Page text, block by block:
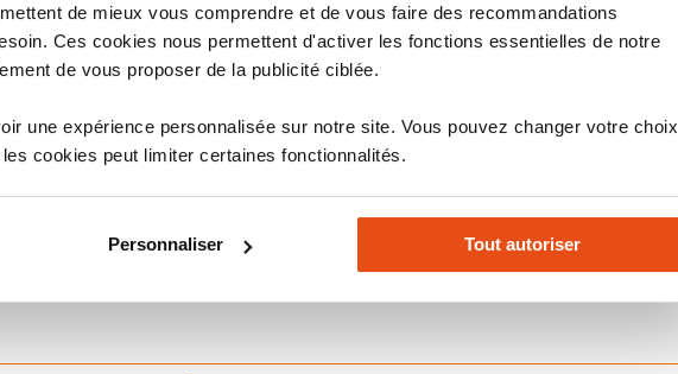
de mieux vous comprendre et de vous faire des recommandations
Ces cookies nous permettent d'activer les fonctions essentielles de notre
de vous proposer de la publicité ciblée.
une expérience personnalisée sur notre site. Vous pouvez changer votre choix
cookies peut limiter certaines fonctionnalités.
Personnaliser Tout autoriser
le jardin du testeur.
primordial. Un mauvais
Veuillez respecter